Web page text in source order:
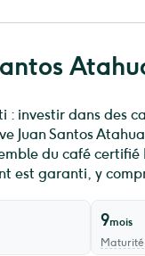
: investir dans des
Juan Santos
du café
est garanti, y
9mois
Maturité